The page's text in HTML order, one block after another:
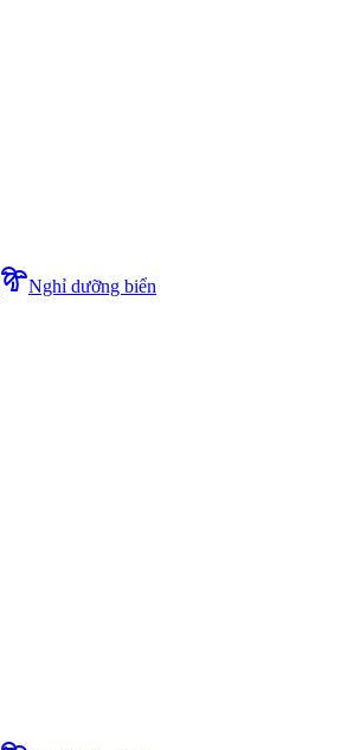
Nghỉ dưỡng biển